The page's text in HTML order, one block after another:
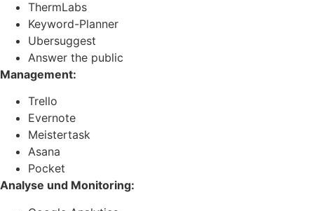
ThermLabs
Keyword-Planner
Ubersuggest
Answer the public
Management:
Trello
Evernote
Meistertask
Asana
Pocket
Analyse und Monitoring: